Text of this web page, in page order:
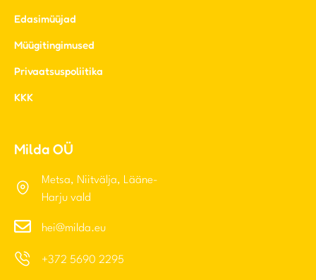
Edasimüüjad
Müügitingimused
Privaatsuspoliitika
KKK
Milda OÜ
Metsa, Niitvälja, Lääne-
Harju vald
hei@milda.eu
+372 5690 2295